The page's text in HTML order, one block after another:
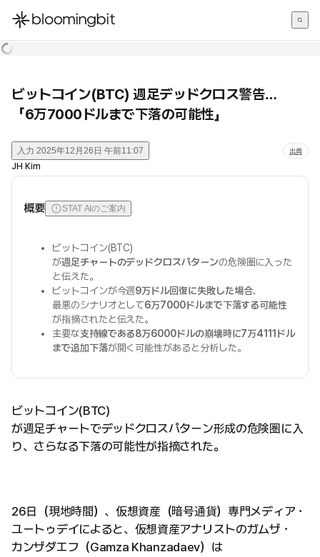
한국어
ビットコイン(BTC) 週足デッドクロス警告…
「6万7000ドルまで下落の可能性」
入力 2025年12月26日 午前11:07 出典
JH Kim
概要 STAT AIのご案内
ビットコイン(BTC)
が週足チャートのデッドクロスパターンの危険圏に入った
と伝えた。
ビットコインが今週9万ドル回復に失敗した場合、
最悪のシナリオとして6万7000ドルまで下落する可能性
が指摘されたと伝えた。
主要な支持線である8万6000ドルの崩壊時に7万4111ドル
まで追加下落が開く可能性があると分析した。
ビットコイン(BTC)
が週足チャートでデッドクロスパターン形成の危険圏に入
り、さらなる下落の可能性が指摘された。
26日（現地時間）、仮想資産（暗号通貨）専門メディア・
ユートゥデイによると、仮想資産アナリストのガムザ・
カンザダエフ（Gamza Khanzadaev）は